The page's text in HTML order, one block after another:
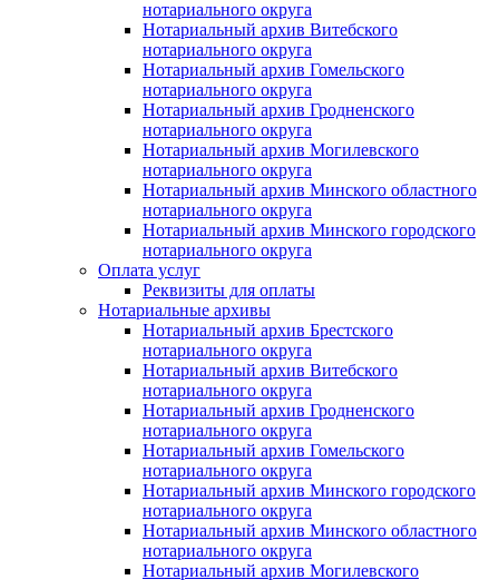
нотариального округа
Нотариальный архив Витебского
нотариального округа
Нотариальный архив Гомельского
нотариального округа
Нотариальный архив Гродненского
нотариального округа
Нотариальный архив Могилевского
нотариального округа
Нотариальный архив Минского областного
нотариального округа
Нотариальный архив Минского городского
нотариального округа
Оплата услуг
Реквизиты для оплаты
Нотариальные архивы
Нотариальный архив Брестского
нотариального округа
Нотариальный архив Витебского
нотариального округа
Нотариальный архив Гродненского
нотариального округа
Нотариальный архив Гомельского
нотариального округа
Нотариальный архив Минского городского
нотариального округа
Нотариальный архив Минского областного
нотариального округа
Нотариальный архив Могилевского